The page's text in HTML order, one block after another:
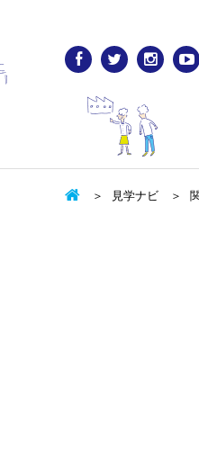
見学ナビ